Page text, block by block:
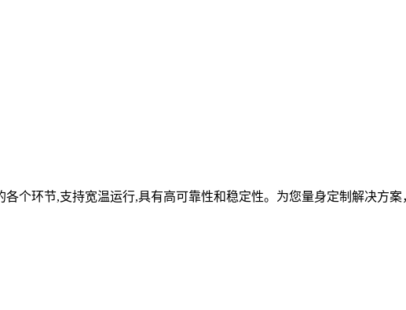
个环节,支持宽温运行,具有高可靠性和稳定性。为您量身定制解决方案